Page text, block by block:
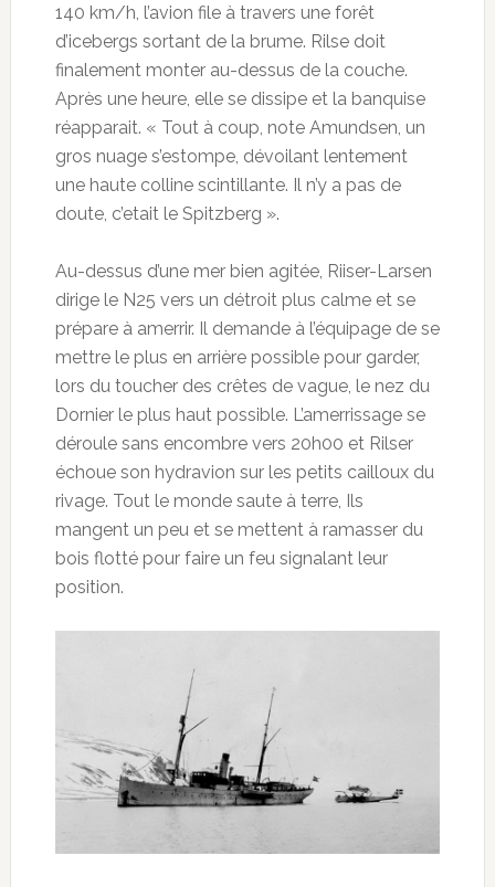
140 km/h, l’avion file à travers une forêt
d’icebergs sortant de la brume. Rilse doit
finalement monter au-dessus de la couche.
Après une heure, elle se dissipe et la banquise
réapparait. « Tout à coup, note Amundsen, un
gros nuage s’estompe, dévoilant lentement
une haute colline scintillante. Il n’y a pas de
doute, c’etait le Spitzberg ».
Au-dessus d’une mer bien agitée, Riiser-Larsen
dirige le N25 vers un détroit plus calme et se
prépare à amerrir. Il demande à l’équipage de se
mettre le plus en arrière possible pour garder,
lors du toucher des crêtes de vague, le nez du
Dornier le plus haut possible. L’amerrissage se
déroule sans encombre vers 20h00 et Rilser
échoue son hydravion sur les petits cailloux du
rivage. Tout le monde saute à terre, Ils
mangent un peu et se mettent à ramasser du
bois flotté pour faire un feu signalant leur
position.